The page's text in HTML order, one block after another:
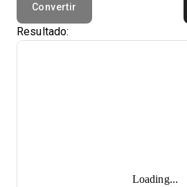
Convertir
Resultado:
Loading...